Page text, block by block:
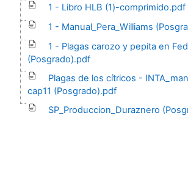
1 - Libro HLB (1)-comprimido.pdf
1 - Manual_Pera_Williams
1 - Plagas carozo y pepita en
(Posgrado).pdf
Plagas de los cítricos -
cap11 (Posgrado).pdf
SP_Produccion_Duraznero